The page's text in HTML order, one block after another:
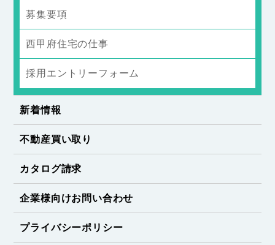
募集要項
西甲府住宅の仕事
採用エントリーフォーム
新着情報
不動産買い取り
カタログ請求
企業様向けお問い合わせ
プライバシーポリシー